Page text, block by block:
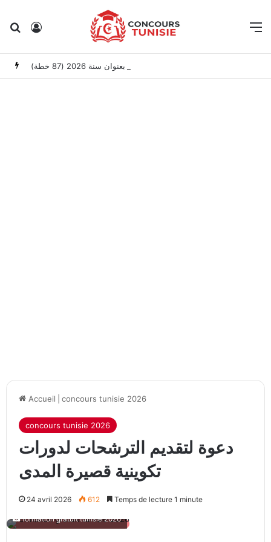
Rechercher
Accueil concours tunisie 2026
concours tunisie 2026
دعوة لتقديم الترشحات لدورات
تكوينية قصيرة المدى
24 avril 2026 612 Temps de lecture 1 minute
formation gratuit tunisie 2026